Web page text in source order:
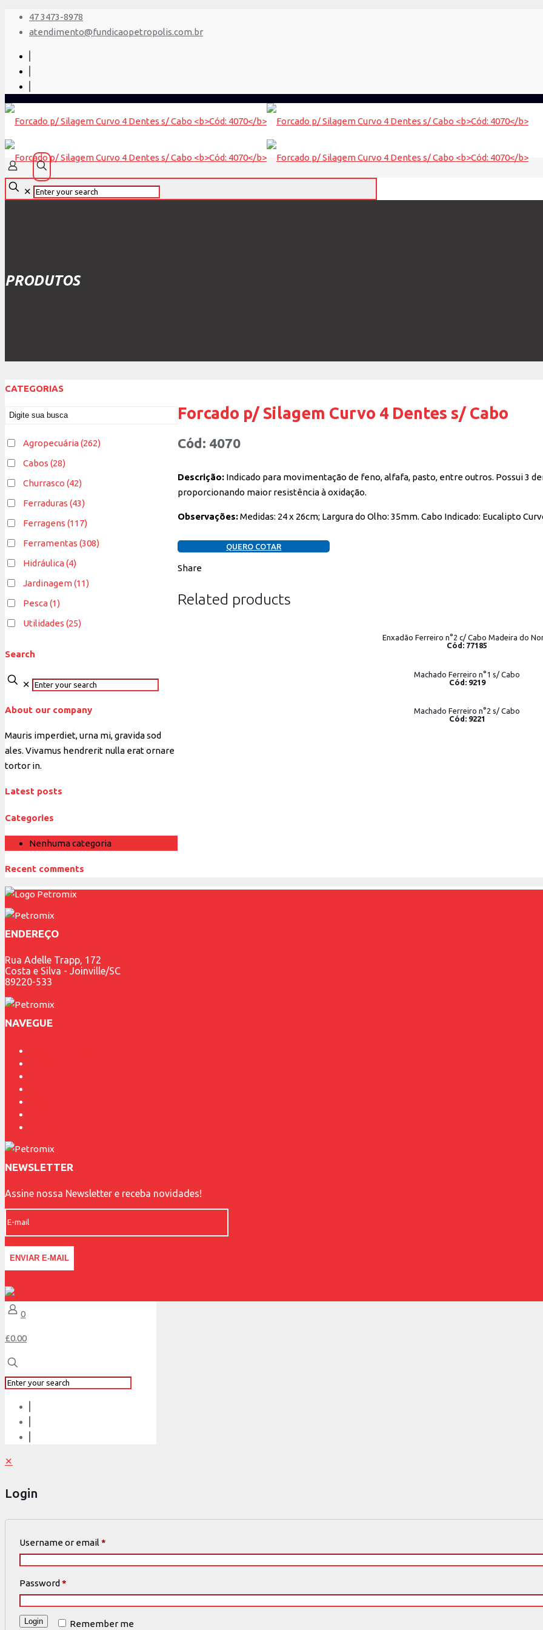
47 3473-8978
atendimento@fundicaopetropolis.com.br
✕
PRODUTOS
Forcado p/ Silagem Curvo 4 Dentes s/ Cabo
Cód: 4070
Descrição: Indicado para movimentação de feno, alfafa, pasto, entre outros. Possui 3
proporcionando maior resistência à oxidação.
Observações:Medidas: 24 x 26cm; Largura do Olho: 35mm. Cabo Indicado: Eucalipto
QUERO COTAR
Share
Related products
Enxadão Ferreiro n°2 c/ Cabo Madeira do
Cód: 77185
Machado Ferreiro n°1 s/ Cabo
Cód: 9219
Machado Ferreiro n°2 s/ Cabo
Cód: 9221
CATEGORIAS
Agropecuária(262)
Cabos (28)
Churrasco (42)
Ferraduras (43)
Ferragens (117)
Ferramentas (308)
Hidráulica(4)
Jardinagem(11)
Pesca(1)
Utilidades (25)
Search
✕
About our company
Mauris imperdiet, urna mi, gravida sod
ales. Vivamus hendrerit nulla erat ornare
tortor in.
Latest posts
Categories
Nenhuma categoria
Recent comments
ENDEREÇO
Rua Adelle Trapp, 172
Costa e Silva - Joinville/SC
89220-533
NAVEGUE
NEWSLETTER
Assine nossa Newsletter e receba novidades!
0
£0.00
✕
Login
Username or email *
Password *
Remember me
Login